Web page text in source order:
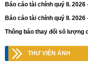
Báo cáo tài chính quý II.
Báo cáo tài chính quý II.
Thông báo thay đổi số lượng
THƯ VIỆN ẢNH